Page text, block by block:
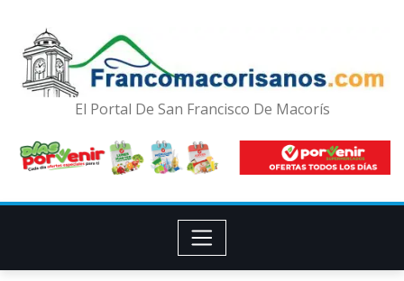
El Portal De San Francisco De Macorís